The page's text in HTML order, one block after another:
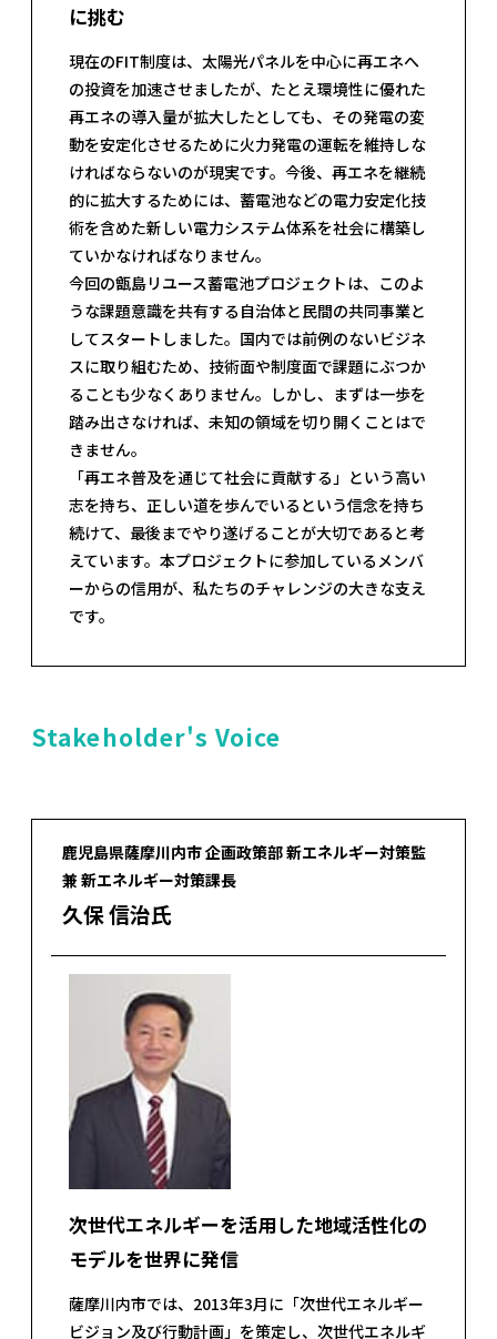
に挑む
現在のFIT制度は、太陽光パネルを中心に再エネへ
の投資を加速させましたが、たとえ環境性に優れた
再エネの導入量が拡大したとしても、その発電の変
動を安定化させるために火力発電の運転を維持しな
ければならないのが現実です。今後、再エネを継続
的に拡大するためには、蓄電池などの電力安定化技
術を含めた新しい電力システム体系を社会に構築し
ていかなければなりません。
今回の甑島リユース蓄電池プロジェクトは、このよ
うな課題意識を共有する自治体と民間の共同事業と
してスタートしました。国内では前例のないビジネ
スに取り組むため、技術面や制度面で課題にぶつか
ることも少なくありません。しかし、まずは一歩を
踏み出さなければ、未知の領域を切り開くことはで
きません。
「再エネ普及を通じて社会に貢献する」という高い
志を持ち、正しい道を歩んでいるという信念を持ち
続けて、最後までやり遂げることが大切であると考
えています。本プロジェクトに参加しているメンバ
ーからの信用が、私たちのチャレンジの大きな支え
です。
Stakeholder's Voice
鹿児島県薩摩川内市 企画政策部 新エネルギー対策監
兼 新エネルギー対策課長
久保 信治氏
次世代エネルギーを活用した地域活性化の
モデルを世界に発信
薩摩川内市では、2013年3月に「次世代エネルギー
ビジョン及び行動計画」を策定し、次世代エネルギ